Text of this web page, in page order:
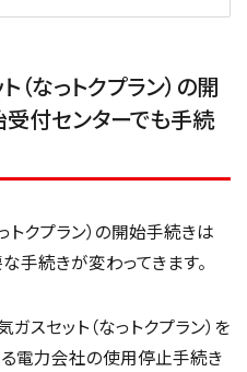
なっトクプラン）の開
付センターでも手続
トクプラン）の開始手続きは
手続きが変わってきます。
スセット（なっトクプラン）を
電力会社の使用停止手続き